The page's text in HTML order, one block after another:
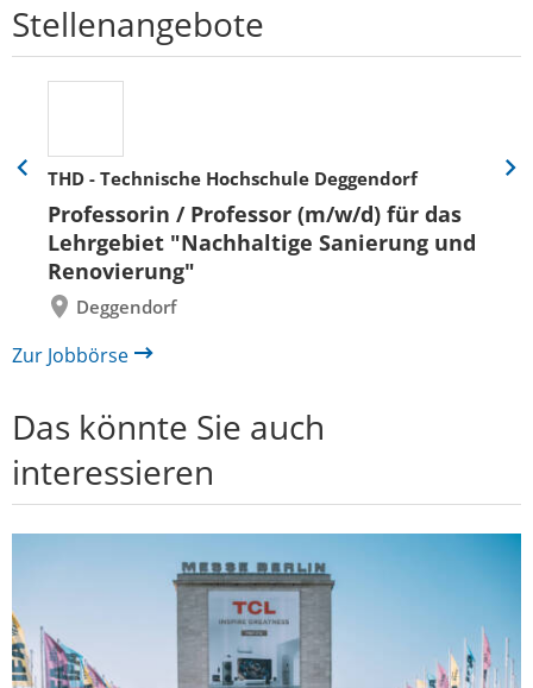
Stellenangebote
THD - Technische Hochschule Deggendorf
Professorin / Professor (m/w/d) für das
Lehrgebiet "Nachhaltige Sanierung und
Renovierung"
Deggendorf
Eine
zurück
Eine
Zur Jobbörse
Das könnte Sie auch
interessieren